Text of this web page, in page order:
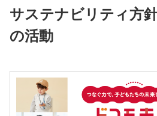
サステナビリティ方
の活動